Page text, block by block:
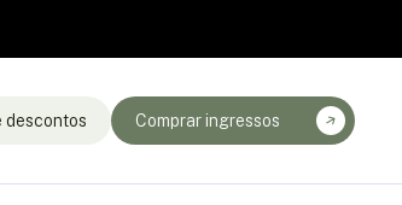
descontos Comprar ingressos